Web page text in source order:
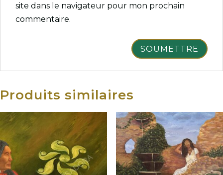
site dans le navigateur pour mon prochain
commentaire.
Produits similaires